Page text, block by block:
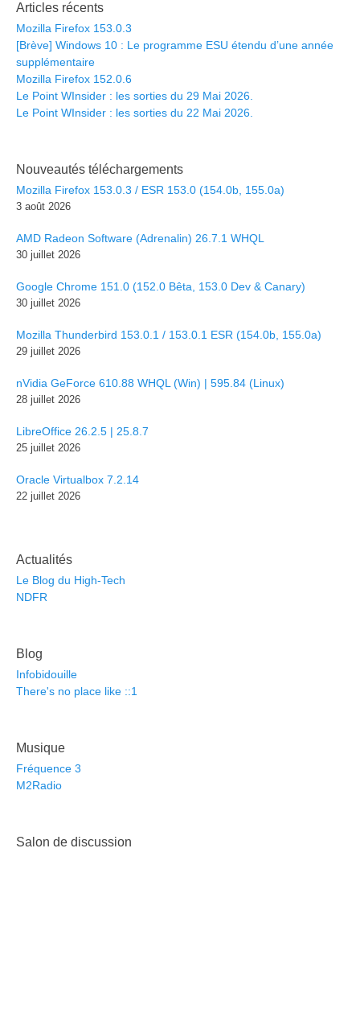
Articles récents
Mozilla Firefox 153.0.3
[Brève] Windows 10 : Le programme ESU étendu d’une année
supplémentaire
Mozilla Firefox 152.0.6
Le Point WInsider : les sorties du 29 Mai 2026.
Le Point WInsider : les sorties du 22 Mai 2026.
Nouveautés téléchargements
Mozilla Firefox 153.0.3 / ESR 153.0 (154.0b, 155.0a)
3 août 2026
AMD Radeon Software (Adrenalin) 26.7.1 WHQL
30 juillet 2026
Google Chrome 151.0 (152.0 Bêta, 153.0 Dev & Canary)
30 juillet 2026
Mozilla Thunderbird 153.0.1 / 153.0.1 ESR (154.0b, 155.0a)
29 juillet 2026
nVidia GeForce 610.88 WHQL (Win) | 595.84 (Linux)
28 juillet 2026
LibreOffice 26.2.5 | 25.8.7
25 juillet 2026
Oracle Virtualbox 7.2.14
22 juillet 2026
Actualités
Le Blog du High-Tech
NDFR
Blog
Infobidouille
There's no place like ::1
Musique
Fréquence 3
M2Radio
Salon de discussion